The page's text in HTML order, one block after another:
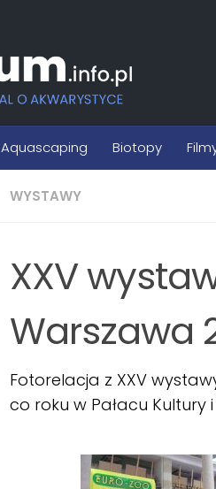
Aquascaping Biotopy
WYSTAWY
XXV
Warszawa
Fotorelacja z XXV
co roku w Pałacu Kultury